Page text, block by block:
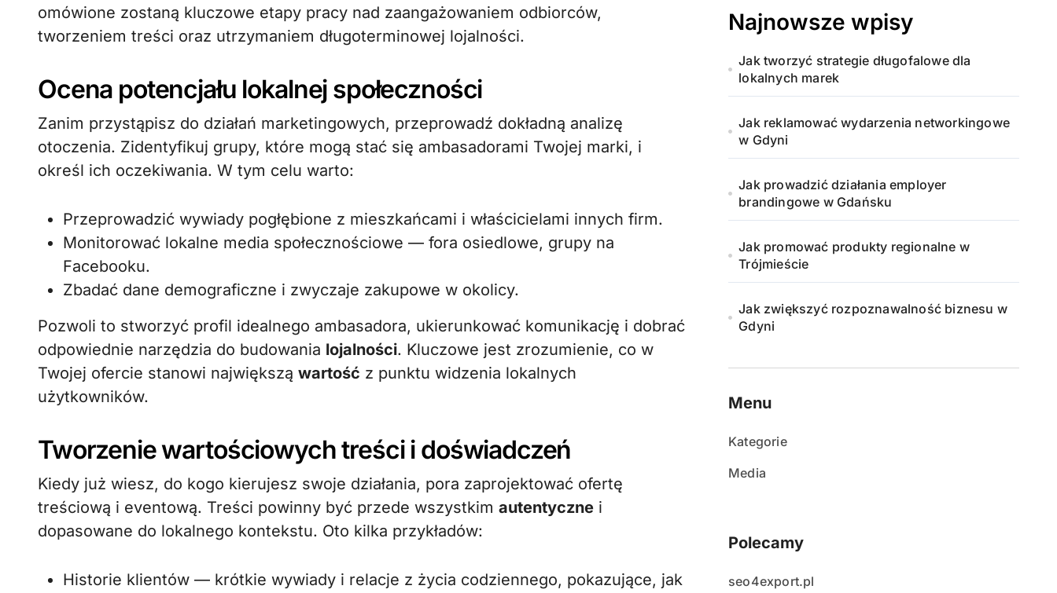
omówione zostaną kluczowe etapy pracy nad zaangażowaniem odbiorców,
tworzeniem treści oraz utrzymaniem długoterminowej lojalności.
Ocena potencjału lokalnej społeczności
Zanim przystąpisz do działań marketingowych, przeprowadź dokładną analizę
otoczenia. Zidentyfikuj grupy, które mogą stać się ambasadorami Twojej marki, i
określ ich oczekiwania. W tym celu warto:
Przeprowadzić wywiady pogłębione z mieszkańcami i właścicielami innych firm.
Monitorować lokalne media społecznościowe — fora osiedlowe, grupy na
Facebooku.
Zbadać dane demograficzne i zwyczaje zakupowe w okolicy.
Pozwoli to stworzyć profil idealnego ambasadora, ukierunkować komunikację i dobrać
odpowiednie narzędzia do budowania lojalności. Kluczowe jest zrozumienie, co w
Twojej ofercie stanowi największą wartość z punktu widzenia lokalnych
użytkowników.
Tworzenie wartościowych treści i doświadczeń
Kiedy już wiesz, do kogo kierujesz swoje działania, pora zaprojektować ofertę
treściową i eventową. Treści powinny być przede wszystkim autentyczne i
dopasowane do lokalnego kontekstu. Oto kilka przykładów:
Historie klientów — krótkie wywiady i relacje z życia codziennego, pokazujące, jak
Najnowsze wpisy
Jak tworzyć strategie długofalowe dla
lokalnych marek
Jak reklamować wydarzenia networkingowe
w Gdyni
Jak prowadzić działania employer
brandingowe w Gdańsku
Jak promować produkty regionalne w
Trójmieście
Jak zwiększyć rozpoznawalność biznesu w
Gdyni
Menu
Kategorie
Media
Polecamy
seo4export.pl